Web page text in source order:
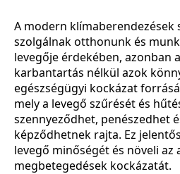
A modern klímaberendezések
szolgálnak otthonunk és
levegője érdekében, azonban
karbantartás nélkül azok
egészségügyi kockázat
mely a levegő szűrését és
szennyeződhet, penészedhet
képződhetnek rajta. Ez
levegő minőségét és növeli az
megbetegedések kockázatát.